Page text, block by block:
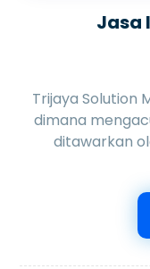
Jasa
Trijaya Solution
dimana
ditawarkan